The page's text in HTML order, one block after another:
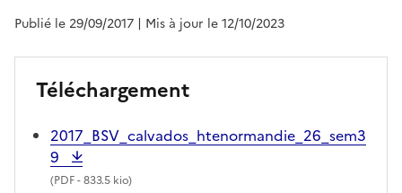
Publié le 29/09/2017 | Mis à jour le 12/10/2023
Téléchargement
2017_BSV_calvados_htenormandie_26_sem3
9
(PDF- 833.5 kio)